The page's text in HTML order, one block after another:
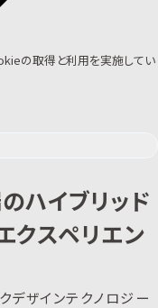
の取得と利用を実施してい
ハイブリッド
クスペリエン
デザインテクノロジー